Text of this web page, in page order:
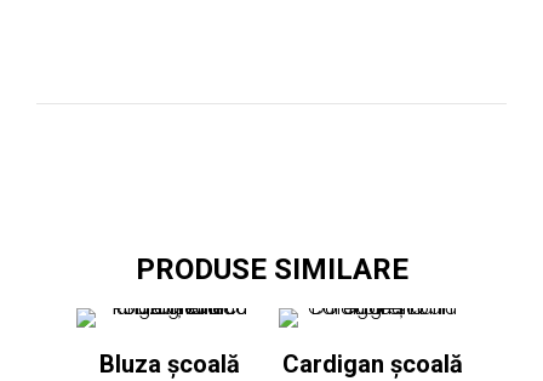
PRODUSE SIMILARE
Bluza școală
Cardigan școală